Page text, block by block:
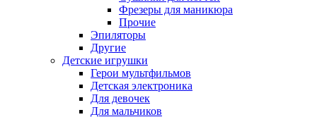
Фрезеры для маникюра
Прочие
Эпиляторы
Другие
Детские игрушки
Герои мультфильмов
Детская электроника
Для девочек
Для мальчиков